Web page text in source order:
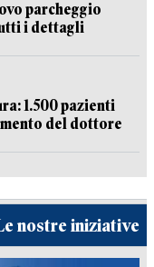
parcheggio
i dettagli
1.500 pazienti
del dottore
nostre iniziative